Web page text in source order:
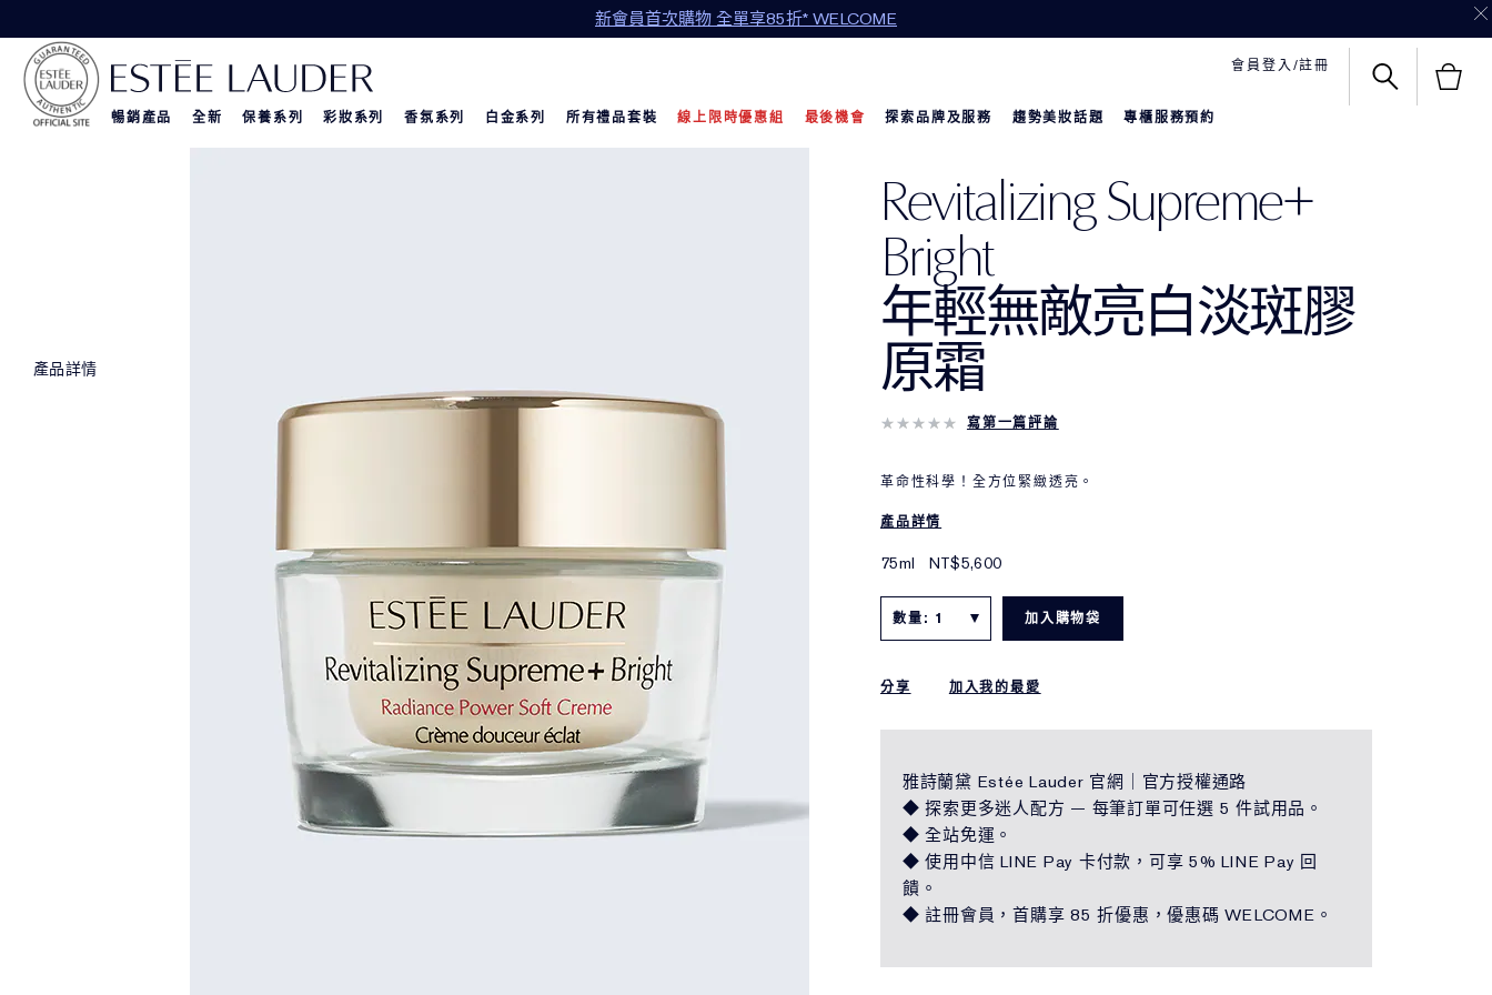
年中清倉限定：精選商品 5 折起
會員登入/註冊
暢銷產品 全新 保養系列 彩妝系列 香氛系列 白金系列 所有禮品套裝 線上限時優惠組 最後機會 探索品牌及服務 趨勢美妝話題 專櫃服務預約
產品詳情
Revitalizing Supreme+
Bright
年輕無敵亮白淡斑膠
原霜
寫第一篇評論
革命性科學！全方位緊緻透亮。
產品詳情
75ml NT$5,600
數量: 1 加入購物袋
分享 加入我的最愛
雅詩蘭黛 Estée Lauder 官網｜官方授權通路
◆ 探索更多迷人配方 — 每筆訂單可任選 5 件試用品。
◆ 全站免運。
◆ 使用中信 LINE Pay 卡付款，可享 5% LINE Pay 回
饋。
◆ 註冊會員，首購享 85 折優惠，優惠碼 WELCOME。